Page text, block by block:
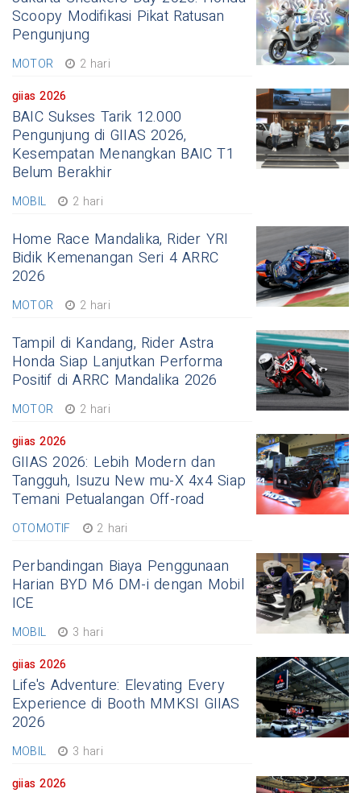
Scoopy Modifikasi Pikat Ratusan
Pengunjung
MOTOR
2 hari
giias 2026
BAIC Sukses Tarik 12.000
Pengunjung di GIIAS 2026,
Kesempatan Menangkan BAIC T1
Belum Berakhir
MOBIL 2 hari
Home Race Mandalika, Rider YRI
Bidik Kemenangan Seri 4 ARRC
2026
MOTOR 2 hari
Tampil di Kandang, Rider Astra
Honda Siap Lanjutkan Performa
Positif di ARRC Mandalika 2026
MOTOR
2 hari
giias 2026
GIIAS 2026: Lebih Modern dan
Tangguh, Isuzu New mu-X 4x4 Siap
Temani Petualangan Off-road
OTOMOTIF 2 hari
Perbandingan Biaya Penggunaan
Harian BYD M6 DM-i dengan Mobil
ICE
MOBIL
3 hari
giias 2026
Life's Adventure: Elevating Every
Experience di Booth MMKSI GIIAS
2026
MOBIL
3 hari
giias 2026